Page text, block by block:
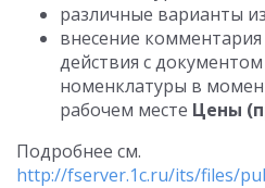
различные варианты
внесение
действия с
номенклатуры в
рабочем месте Цены
Подробнее см.
http://fserver.1c.ru/its/files/